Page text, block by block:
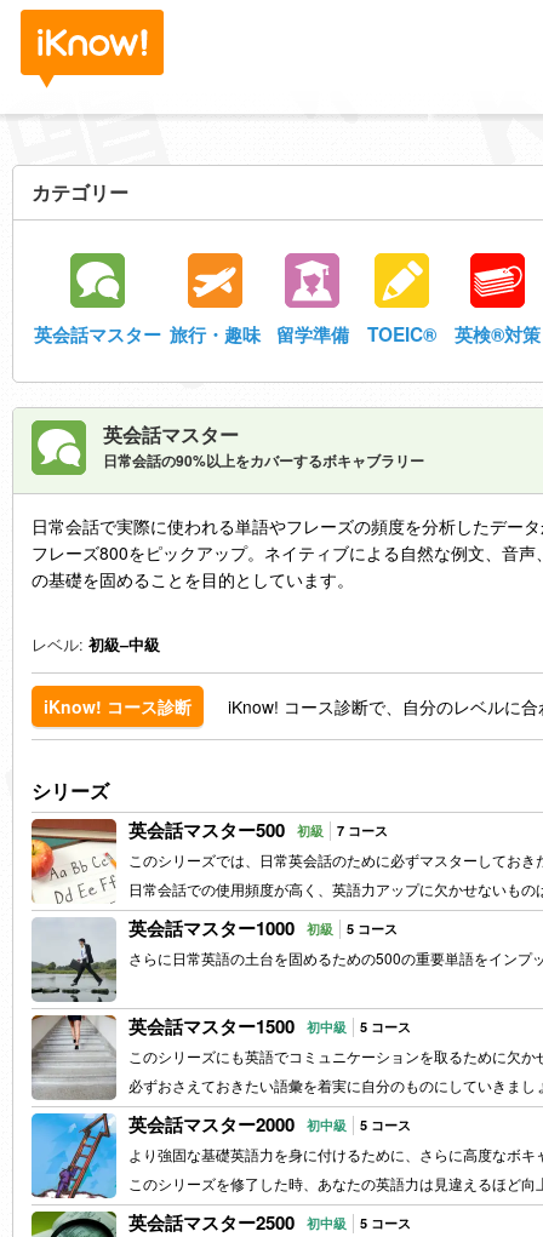
カテゴリー
英会話マスター 旅行・趣味 留学準備 TOEIC® 英検®対策
英会話マスター
日常会話の90%以上をカバーするボキャブラリー
日常会話で実際に使われる単語やフレーズの頻度を分析したデー
フレーズ800をピックアップ。ネイティブによる自然な例文、音
の基礎を固めることを目的としています。
レベル: 初級–中級
iKnow! コース診断 iKnow! コース診断で、自分のレベルに
シリーズ
英会話マスター500 初級 7 コース
このシリーズでは、日常英会話のために必ずマスターしてお
日常会話での使用頻度が高く、英語力アップに欠かせないも
英会話マスター1000 初級 5 コース
さらに日常英語の土台を固めるための500の重要単語をインプ
英会話マスター1500 初中級 5 コース
このシリーズにも英語でコミュニケーションを取るために欠
必ずおさえておきたい語彙を着実に自分のものにしていきまし
英会話マスター2000 初中級 5 コース
より強固な基礎英語力を身に付けるために、さらに高度なボ
このシリーズを修了した時、あなたの英語力は見違えるほど
英会話マスター2500 初中級 5 コース